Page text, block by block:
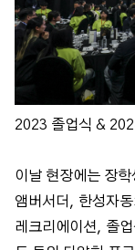
2023 졸업식 &
이날 현장에는 장
앰버서더, 한성자
레크리에이션, 졸